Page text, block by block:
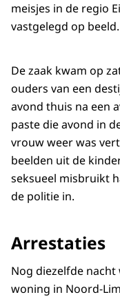
meisjes in de regio
vastgelegd op beeld.
De zaak kwam op
ouders van een
avond thuis na een
paste die avond in
vrouw weer was
beelden uit de
seksueel misbruikt
de politie in.
Arrestaties
Nog diezelfde
woning in Noord-